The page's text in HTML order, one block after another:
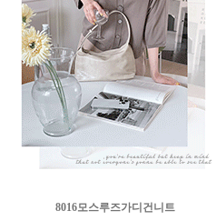
8016모스루즈가디건니트